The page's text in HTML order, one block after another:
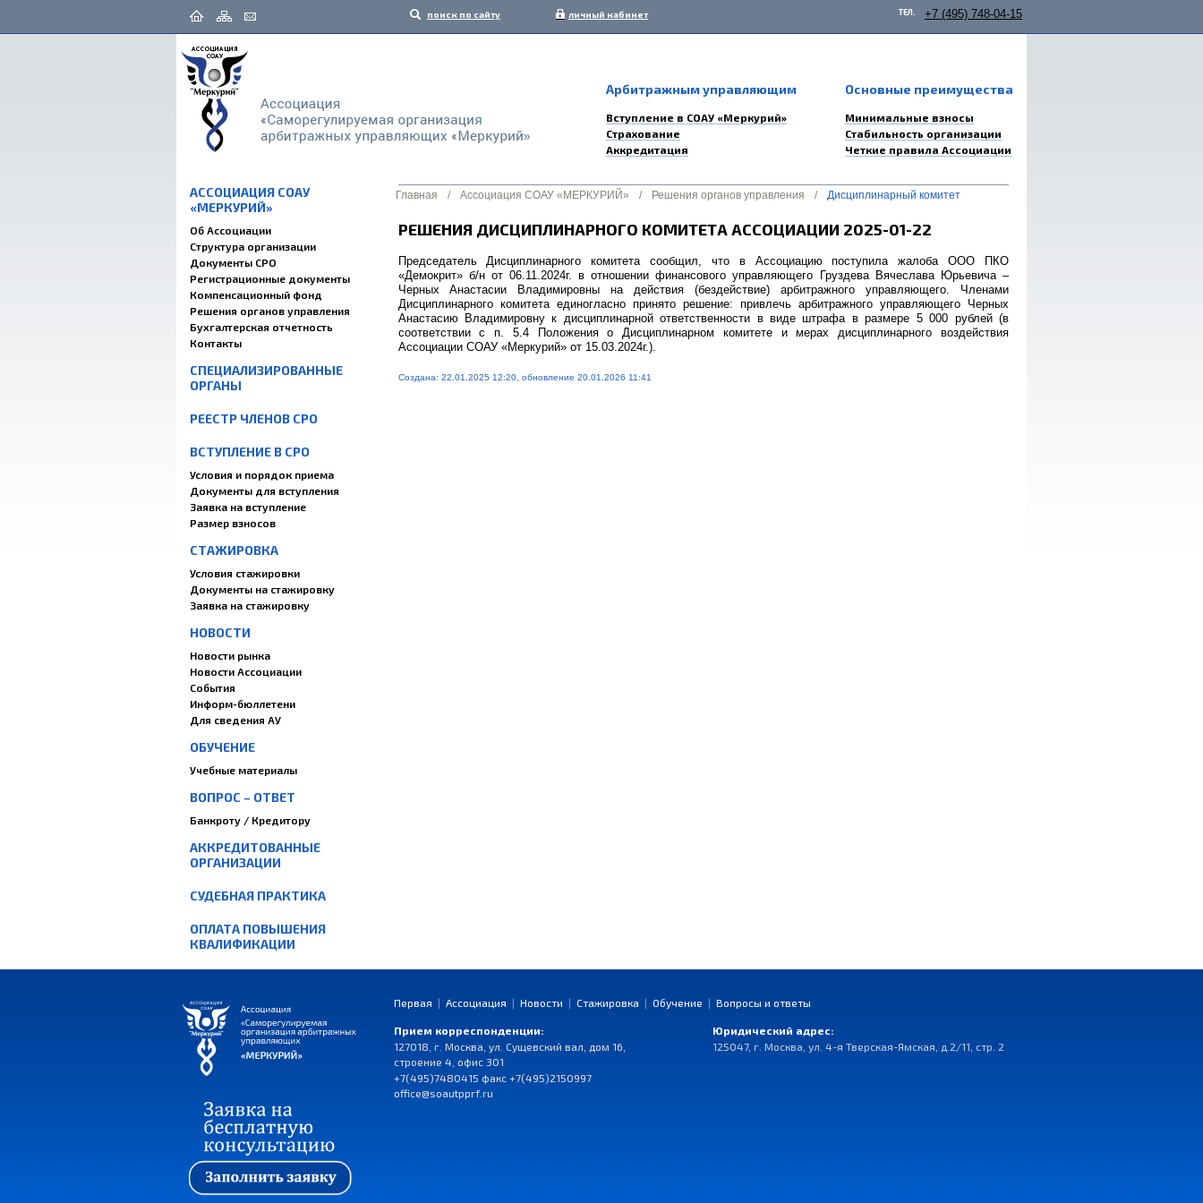
поиск по сайту личный кабинет ТЕЛ. +7 (495) 748-04-15
Арбитражным управляющим
Вступление в СОАУ «Меркурий»
Страхование
Аккредитация
Основные преимущества
Минимальные взносы
Стабильность организации
Четкие правила Ассоциации
АССОЦИАЦИЯ СОАУ
«МЕРКУРИЙ»
Об Ассоциации
Структура организации
Документы СРО
Регистрационные документы
Компенсационный фонд
Решения органов управления
Бухгалтерская отчетность
Контакты
СПЕЦИАЛИЗИРОВАННЫЕ
ОРГАНЫ
РЕЕСТР ЧЛЕНОВ СРО
ВСТУПЛЕНИЕ В СРО
Условия и порядок приема
Документы для вступления
Заявка на вступление
Размер взносов
СТАЖИРОВКА
Условия стажировки
Документы на стажировку
Заявка на стажировку
НОВОСТИ
Новости рынка
Новости Ассоциации
События
Информ-бюллетени
Для сведения АУ
ОБУЧЕНИЕ
Учебные материалы
ВОПРОС – ОТВЕТ
Банкроту / Кредитору
АККРЕДИТОВАННЫЕ
ОРГАНИЗАЦИИ
СУДЕБНАЯ ПРАКТИКА
ОПЛАТА ПОВЫШЕНИЯ
КВАЛИФИКАЦИИ
Главная / Ассоциация СОАУ «МЕРКУРИЙ» / Решения органов управления / Дисциплинарный комитет
РЕШЕНИЯ ДИСЦИПЛИНАРНОГО КОМИТЕТА АССОЦИАЦИИ 2025-01-22
Председатель Дисциплинарного комитета сообщил, что в Ассоциацию поступила жалоба ООО ПКО
«Демокрит» б/н от 06.11.2024г. в отношении финансового управляющего Груздева Вячеслава Юрьевича –
Черных Анастасии Владимировны на действия (бездействие) арбитражного управляющего. Членами
Дисциплинарного комитета единогласно принято решение: привлечь арбитражного управляющего Черных
Анастасию Владимировну к дисциплинарной ответственности в виде штрафа в размере 5 000 рублей (в
соответствии с п. 5.4 Положения о Дисциплинарном комитете и мерах дисциплинарного воздействия
Ассоциации СОАУ «Меркурий» от 15.03.2024г.).
Создана: 22.01.2025 12:20, обновление 20.01.2026 11:41
Первая | Ассоциация | Новости | Стажировка | Обучение | Вопросы и ответы
Прием корреспонденции:
127018, г. Москва, ул. Сущевский вал, дом 16,
строение 4, офис 301
+7(495)7480415 факс +7(495)2150997
office@soautpprf.ru
Юридический адрес:
125047, г. Москва, ул. 4-я Тверская-Ямская, д.2/11, стр. 2